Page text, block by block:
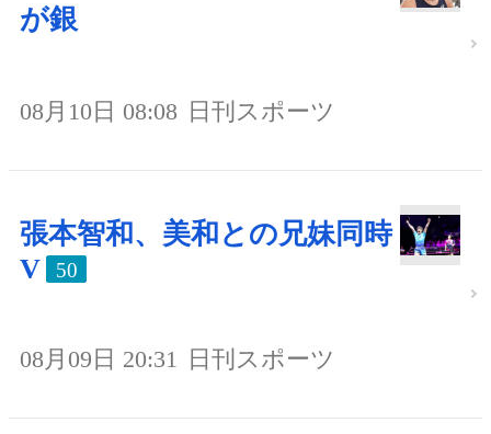
が銀
08月10日 08:08 日刊スポーツ
張本智和、美和との兄妹同時
V
50
08月09日 20:31 日刊スポーツ